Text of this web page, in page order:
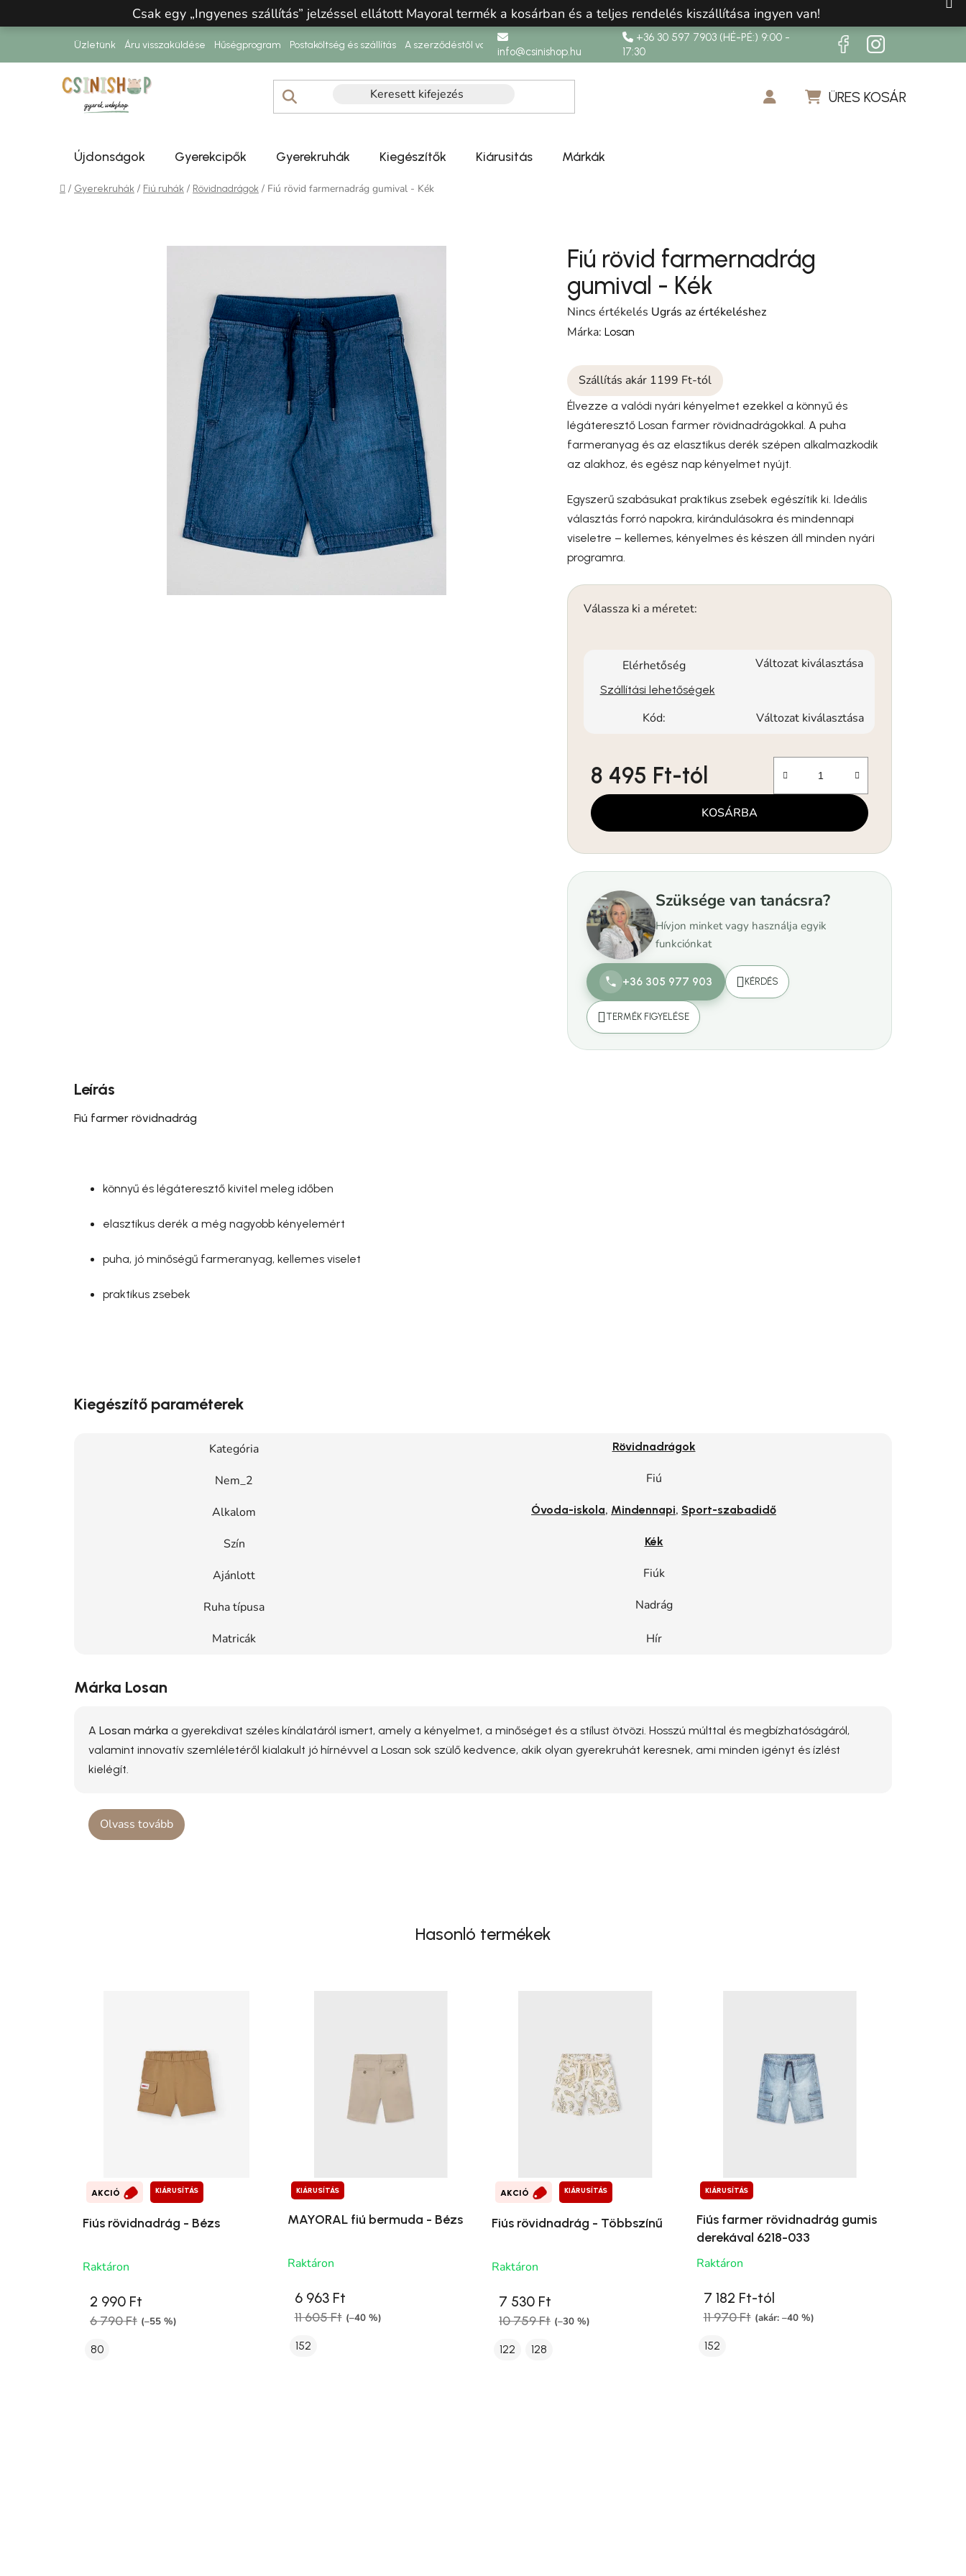
Csak egy „Ingyenes szállítás” jelzéssel ellátott Mayoral termék a kosárban és a teljes rendelés kiszállítása ingyen van!
Üzletünk Áru visszaküldése Hűségprogram Postaköltség és szállítás A szerződéstől való elállásinfo@csinishop.hu
+36 30 597 7903 (HÉ-PÉ:) 9:00 -
17:30
ÜRES KOSÁR
Újdonságok Gyerekcipők Gyerekruhák Kiegészítők Kiárusitás Márkák
Kezdőlap
/ Gyerekruhák / Fiú ruhák / Rövidnadrágok / Fiú rövid farmernadrág gumival - Kék
Fiú rövid farmernadrág
gumival - Kék
A termék átlagos értékelése 5-ből 0,0 csillag.
Nincs értékelés Ugrás az értékeléshez
Márka:Losan
Szállítás akár 1199 Ft-tól
Élvezze a valódi nyári kényelmet ezekkel a könnyű és
légáteresztő Losan farmer rövidnadrágokkal. A puha
farmeranyag és az elasztikus derék szépen alkalmazkodik
az alakhoz, és egész nap kényelmet nyújt.
Egyszerű szabásukat praktikus zsebek egészítik ki. Ideális
választás forró napokra, kirándulásokra és mindennapi
viseletre – kellemes, kényelmes és készen áll minden nyári
programra.
Válassza ki a méretet:
Elérhetőség Változat kiválasztása
Szállítási lehetőségek
Kód: Változat kiválasztása
8 495 Ft-tól
Egységár:
KOSÁRBA
Szüksége van tanácsra?
Hívjon minket vagy használja egyik
funkciónkat
+36 305 977 903 KÉRDÉS
TERMÉK FIGYELÉSE
Leírás
Fiú farmer rövidnadrág
könnyű és légáteresztő kivitel meleg időben
elasztikus derék a még nagyobb kényelemért
puha, jó minőségű farmeranyag, kellemes viselet
praktikus zsebek
Kiegészítő paraméterek
Kategória Rövidnadrágok
Nem_2 Fiú
Alkalom Óvoda-iskola, Mindennapi, Sport-szabadidő
Szín Kék
Ajánlott Fiúk
Ruha típusa Nadrág
Matricák Hír
Márka Losan
A Losan márka a gyerekdivat széles kínálatáról ismert, amely a kényelmet, a minőséget és a stílust ötvözi. Hosszú múlttal és megbízhatóságáról,
valamint innovatív szemléletéről kialakult jó hírnévvel a Losan sok szülő kedvence, akik olyan gyerekruhát keresnek, ami minden igényt és ízlést
kielégít.
Olvass tovább
Hasonló termékek
AKCIÓ KIÁRUSÍTÁS
Fiús rövidnadrág - Bézs
Raktáron
2 990 Ft
6 790 Ft (–55 %)
80
KIÁRUSÍTÁS
MAYORAL fiú bermuda - Bézs
Raktáron
6 963 Ft
11 605 Ft (–40 %)
152
AKCIÓ KIÁRUSÍTÁS
Fiús rövidnadrág - Többszínű
Raktáron
7 530 Ft
10 759 Ft (–30 %)
122 128
KIÁRUSÍTÁS
Fiús farmer rövidnadrág gumis
derekával 6218-033
Raktáron
7 182 Ft-tól
11 970 Ft (akár: –40 %)
152